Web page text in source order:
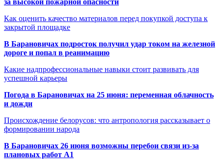
Как оценить качество материалов перед покупкой доступа к
закрытой площадке
В Барановичах подросток получил удар током на железной
дороге и попал в реанимацию
Какие надпрофессиональные навыки стоит развивать для
успешной карьеры
Погода в Барановичах на 25 июня: переменная облачность
и дожди
Происхождение белорусов: что антропология рассказывает о
формировании народа
В Барановичах 26 июня возможны перебои связи из-за
плановых работ A1